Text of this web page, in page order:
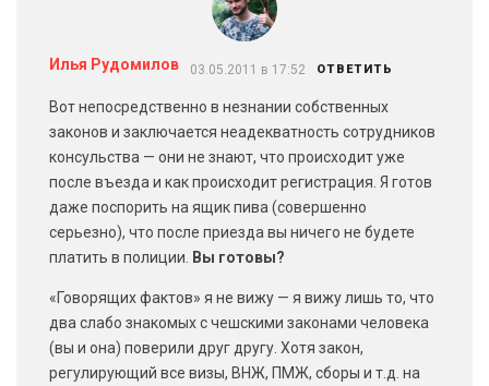
Илья Рудомилов 03.05.2011 в 17:52 ОТВЕТИТЬ
Вот непосредственно в незнании собственных
законов и заключается неадекватность сотрудников
консульства — они не знают, что происходит уже
после въезда и как происходит регистрация. Я готов
даже поспорить на ящик пива (совершенно
серьезно), что после приезда вы ничего не будете
платить в полиции. Вы готовы?
«Говорящих фактов» я не вижу — я вижу лишь то, что
два слабо знакомых с чешскими законами человека
(вы и она) поверили друг другу. Хотя закон,
регулирующий все визы, ВНЖ, ПМЖ, сборы и т.д. на